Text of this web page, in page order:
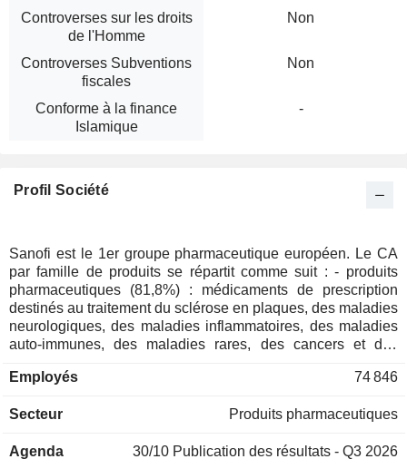
Controverses sur les droits
de l'Homme
Non
Controverses Subventions
fiscales
Non
Conforme à la finance
Islamique
-
Profil Société
Sanofi est le 1er groupe pharmaceutique européen. Le CA
par famille de produits se répartit comme suit : - produits
pharmaceutiques (81,8%) : médicaments de prescription
destinés au traitement du sclérose en plaques, des maladies
neurologiques, des maladies inflammatoires, des maladies
auto-immunes, des maladies rares, des cancers et des
: vaccins pédiatriques, vaccins contre la grippe, la méningite
voyageurs et aux zones endémiques. A fin 2025, le groupe
répartition géographique du CA est la suivante : France
Employés 74 846
Secteur Produits pharmaceutiques
Agenda 30/10 Publication des résultats - Q3 2026